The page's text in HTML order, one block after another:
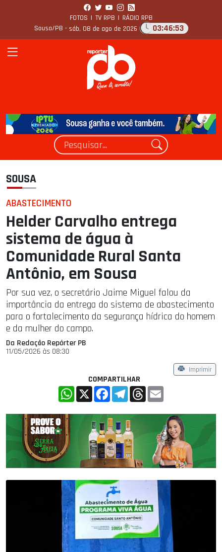
FOTOS | TV RPB | RÁDIO RPB
Sousa/PB - sáb, 08 de ago de 2026 03:46:54
SOUSA
ABASTECIMENTO
Helder Carvalho entrega
sistema de água à
Comunidade Rural Santa
Antônio, em Sousa
Por sua vez, o secretário Jaime Miguel falou da
importância da entrega do sistema de abastecimento
para o fortalecimento da segurança hídrica do homem
e da mulher do campo.
Da Redação Repórter PB
11/05/2026 às 08:30
Imprimir
COMPARTILHAR
WhatsApp
X FacebookTelegramThreads